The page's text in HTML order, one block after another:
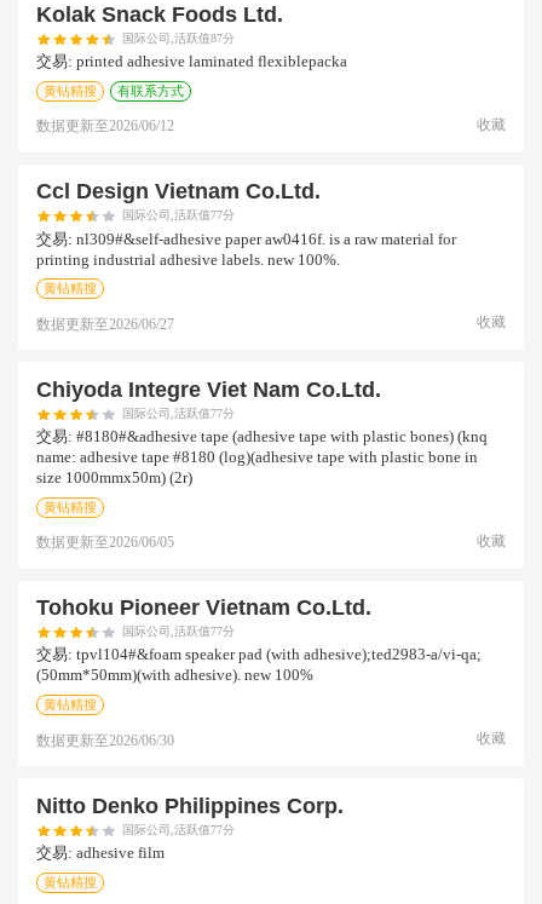
Kolak Snack Foods Ltd.
国际公司,活跃值87分
交易: printed adhesive laminated flexiblepacka
黄钻精搜 有联系方式
数据更新至2026/06/12 收藏
Ccl Design Vietnam Co.ltd.
国际公司,活跃值77分
交易: nl309#&self-adhesive paper aw0416f. is a raw material for
printing industrial adhesive labels. new 100%.
黄钻精搜
数据更新至2026/06/27 收藏
Chiyoda Integre Viet Nam Co.ltd.
国际公司,活跃值77分
交易: #8180#&adhesive tape (adhesive tape with plastic bones) (knq
name: adhesive tape #8180 (log)(adhesive tape with plastic bone in
size 1000mmx50m) (2r)
黄钻精搜
数据更新至2026/06/05 收藏
Tohoku Pioneer Vietnam Co.ltd.
国际公司,活跃值77分
交易: tpvl104#&foam speaker pad (with adhesive);ted2983-a/vi-qa;
(50mm*50mm)(with adhesive). new 100%
黄钻精搜
数据更新至2026/06/30 收藏
Nitto Denko Philippines Corp.
国际公司,活跃值77分
交易: adhesive film
黄钻精搜